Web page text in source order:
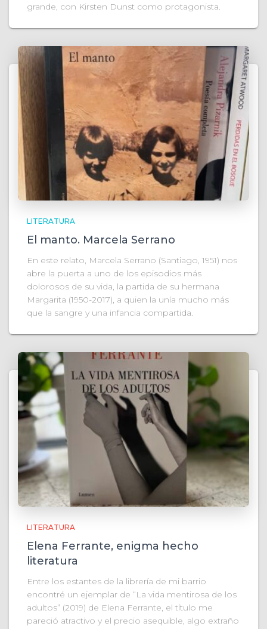
grande, con Kirsten Dunst como protagonista.
LITERATURA
El manto. Marcela Serrano
En este relato, Marcela Serrano (Santiago, 1951) nos
abre la puerta a uno de los episodios más
dolorosos de su vida, la partida de su hermana
Margarita (1950-2017), a quien la unía mucho más
que la sangre y una infancia compartida.
LITERATURA
Elena Ferrante, enigma hecho
literatura
Entre los estantes de la librería de mi barrio
encontré un ejemplar de “La vida mentirosa de los
adultos” (2019) de Elena Ferrante, el título me
pareció atractivo y el precio asequible, algo extraño